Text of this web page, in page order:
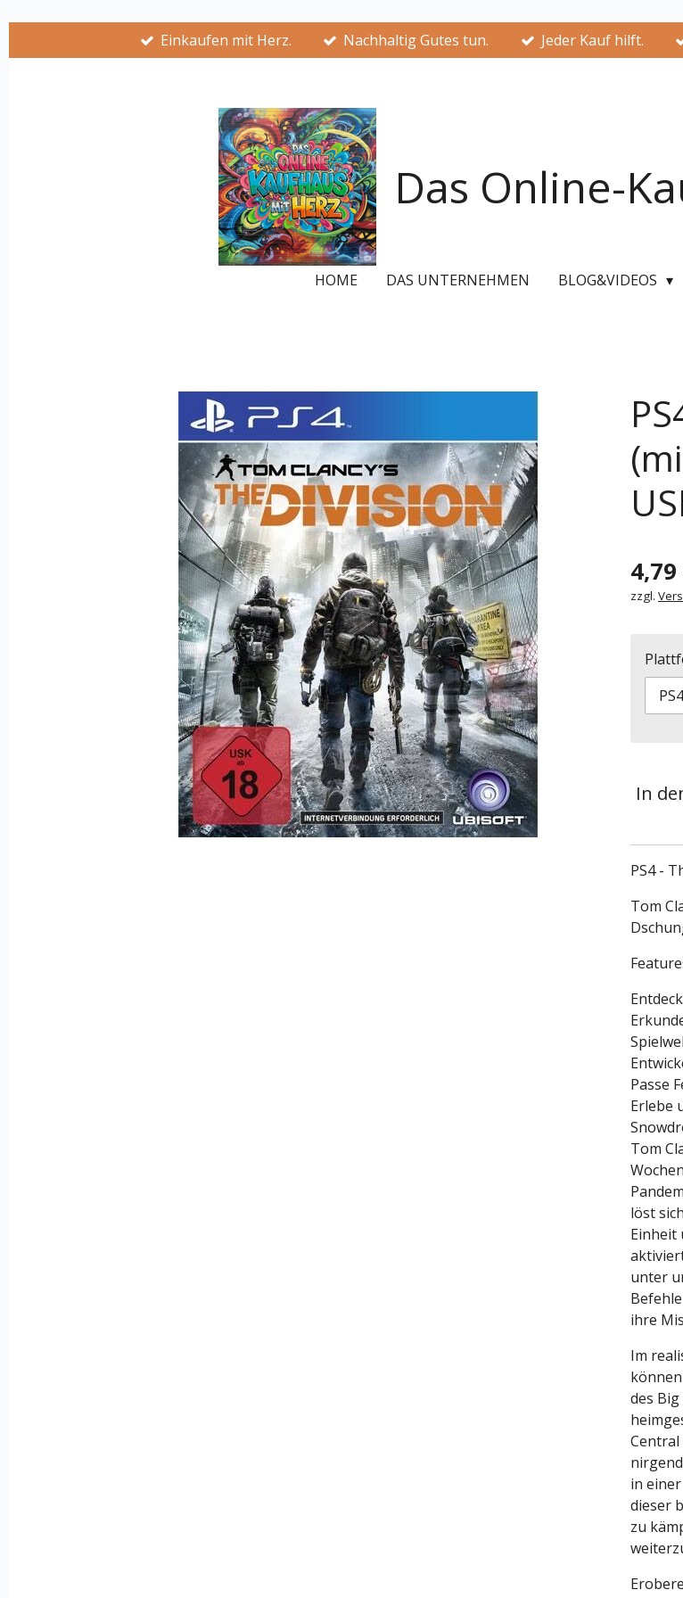
springen
Einkaufen mit Herz. Nachhaltig Gutes tun. Jeder Kauf hilft.
Das Online-
HOME DAS UNTERNEHMEN BLOG&VIDEOS
4,79
zzgl.
In
PS4 -
Tom
Passe
Erlebe
Tom
löst
Einheit
unter
ihre
Im
des
Central
in
dieser
zu